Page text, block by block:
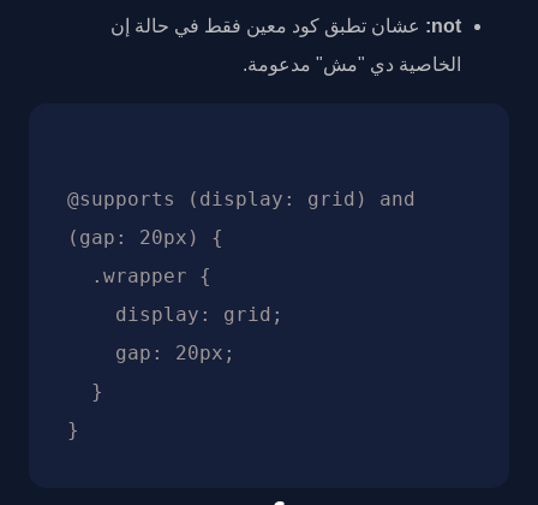
not:
عشان تطبق كود معين فقط في حالة إن
الخاصية دي "مش" مدعومة.
@supports (display: grid) and
(gap: 20px) {